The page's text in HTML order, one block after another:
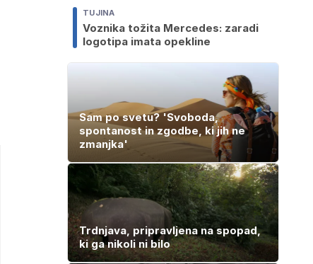
TUJINA
Voznika tožita Mercedes: zaradi
logotipa imata opekline
Sam po svetu? 'Svoboda,
spontanost in zgodbe, ki jih ne
zmanjka'
Trdnjava, pripravljena na spopad,
ki ga nikoli ni bilo